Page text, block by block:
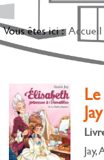
Vous êtes ici : Accueil
Jay